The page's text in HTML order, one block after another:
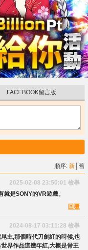
FACEBOOK留言版
順序:新 │舊
2025-02-08 23:50:01 檢舉
是SONY的VR遊戲。
回覆
2024-08-17 03:11:28 檢舉
主,那個時代刀劍紅的時候,也
界作品這幾年紅,大概是骨王